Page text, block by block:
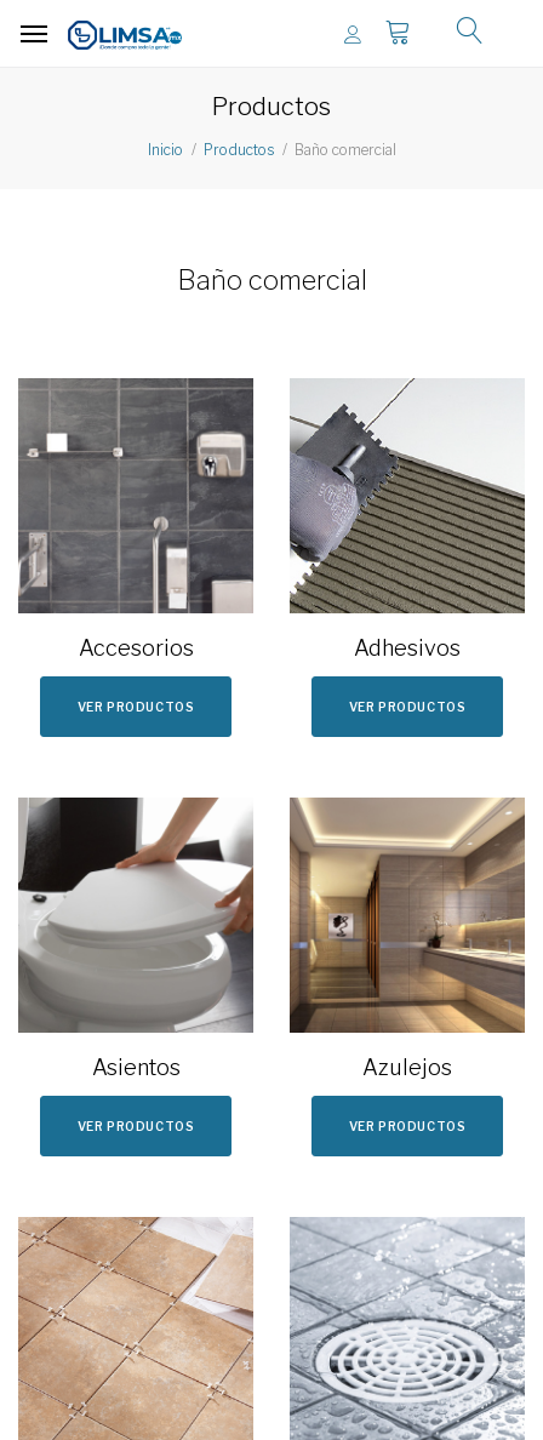
Productos
Inicio Productos Baño comercial
Baño comercial
Accesorios
VER PRODUCTOS
Adhesivos
VER PRODUCTOS
Asientos
VER PRODUCTOS
Azulejos
VER PRODUCTOS